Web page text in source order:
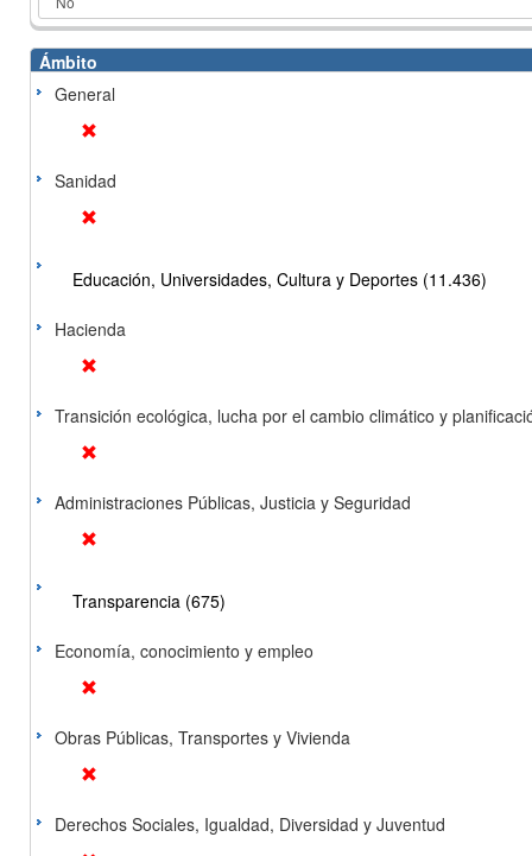
Ámbito
General
Sanidad
Educación, Universidades, Cultura y Deportes (11.436)
Hacienda
Transición ecológica, lucha por el cambio climático y
Administraciones Públicas, Justicia y Seguridad
Transparencia (675)
Economía, conocimiento y empleo
Obras Públicas, Transportes y Vivienda
Derechos Sociales, Igualdad, Diversidad y Juventud